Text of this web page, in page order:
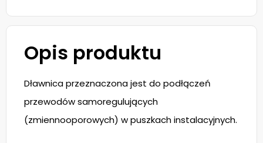
Opis produktu
Dławnica przeznaczona jest do podłączeń
przewodów samoregulujących
(zmiennooporowych) w puszkach instalacyjnych.